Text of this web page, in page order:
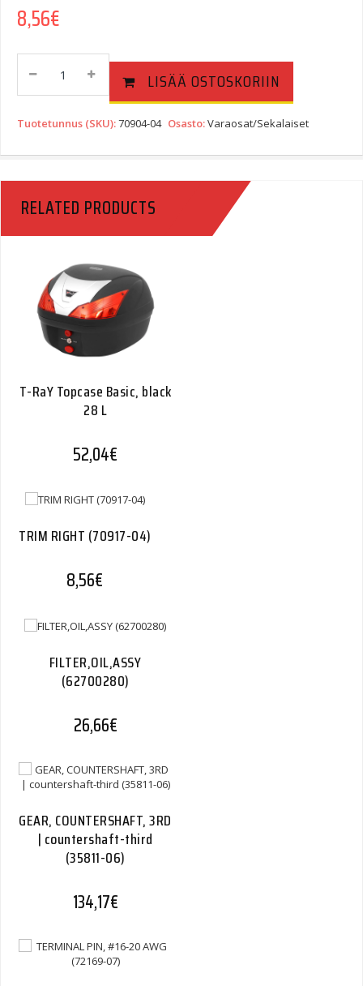
8,56€
04)
LISÄÄ OSTOSKORIIN
Tuotetunnus (SKU):70904-04 Osasto:Varaosat/Sekalaiset
RELATED PRODUCTS
T-RaY Topcase Basic, black
28 L
52,04€
TRIM RIGHT (70917-04)
8,56€
FILTER,OIL,ASSY
(62700280)
26,66€
GEAR, COUNTERSHAFT, 3RD
| countershaft-third
(35811-06)
134,17€